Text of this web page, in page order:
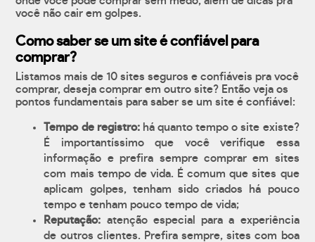
você não cair em golpes.
Como saber se um site é confiável para
comprar?
Listamos mais de 10 sites seguros e confiáveis pra você
comprar, deseja comprar em outro site? Então veja os
pontos fundamentais para saber se um site é confiável:
Tempo de registro:há quanto tempo o site existe?
É importantíssimo que você verifique essa
informação e prefira sempre comprar em sites
com mais tempo de vida. É comum que sites que
aplicam golpes, tenham sido criados há pouco
tempo e tenham pouco tempo de vida;
Reputação: atenção especial para a experiência
de outros clientes. Prefira sempre, sites com boa